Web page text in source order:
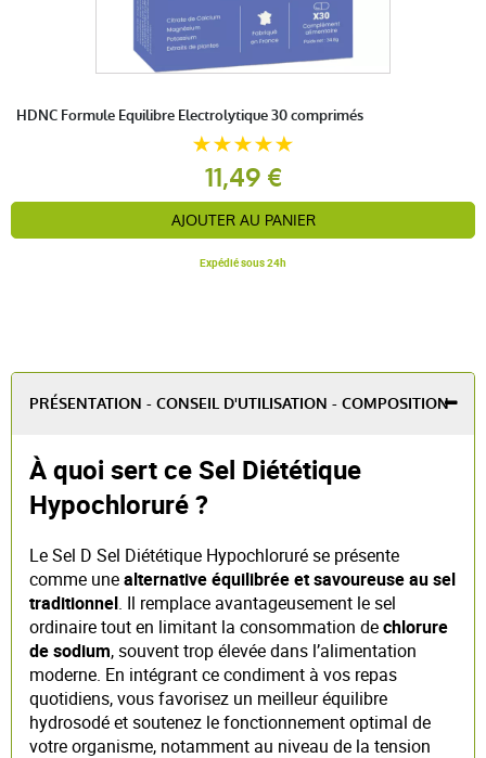
HDNC Formule Equilibre Electrolytique 30 comprimés
11,49 €
AJOUTER AU PANIER
Expédié sous 24h
PRÉSENTATION - CONSEIL D'UTILISATION - COMPOSITION
À quoi sert ce Sel Diététique
Hypochloruré ?
Le Sel D Sel Diététique Hypochloruré se présente
comme unealternative équilibrée et savoureuse au sel
traditionnel. Il remplace avantageusement le sel
ordinaire tout en limitant la consommation dechlorure
de sodium, souvent trop élevée dans l’alimentation
moderne. En intégrant ce condiment à vos repas
quotidiens, vous favorisez un meilleur équilibre
hydrosodé et soutenez le fonctionnement optimal de
votre organisme, notamment au niveau de la tension